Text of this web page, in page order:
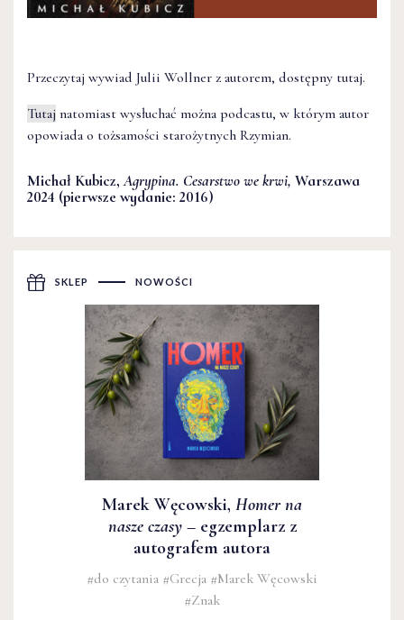
Przeczytaj wywiad Julii Wollner z autorem, dostępny tutaj.
Tutaj natomiast wysłuchać można podcastu, w którym autor
opowiada o tożsamości starożytnych Rzymian.
Michał Kubicz,Agrypina. Cesarstwo we krwi, Warszawa
2024 (pierwsze wydanie: 2016)
SKLEP NOWOŚCI
Marek Węcowski, Homer na
nasze czasy– egzemplarz z
autografem autora
#do czytania #Grecja #Marek Węcowski
#Znak